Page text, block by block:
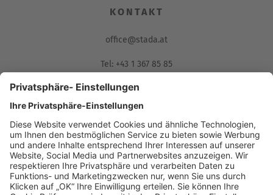
KONTAKT
office@stada.at
Tel: +43 1 367 85 85
Fax: 01/367 85 85-85
Muthgasse 36, 1190 Wien
Compliance Reporting Portal